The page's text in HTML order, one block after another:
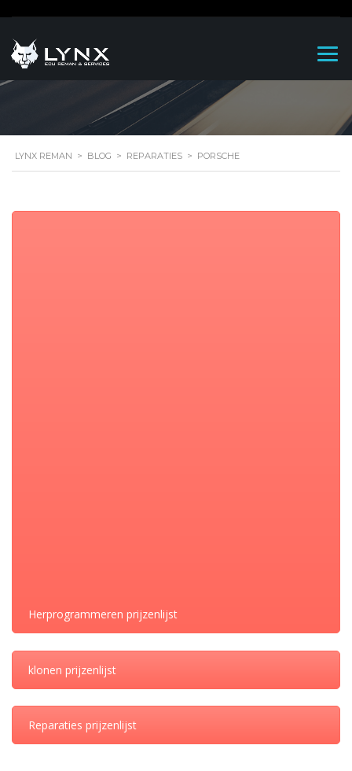
PORSCHE
LYNX REMAN > BLOG > REPARATIES > PORSCHE
Herprogrammeren prijzenlijst
klonen prijzenlijst
Reparaties prijzenlijst